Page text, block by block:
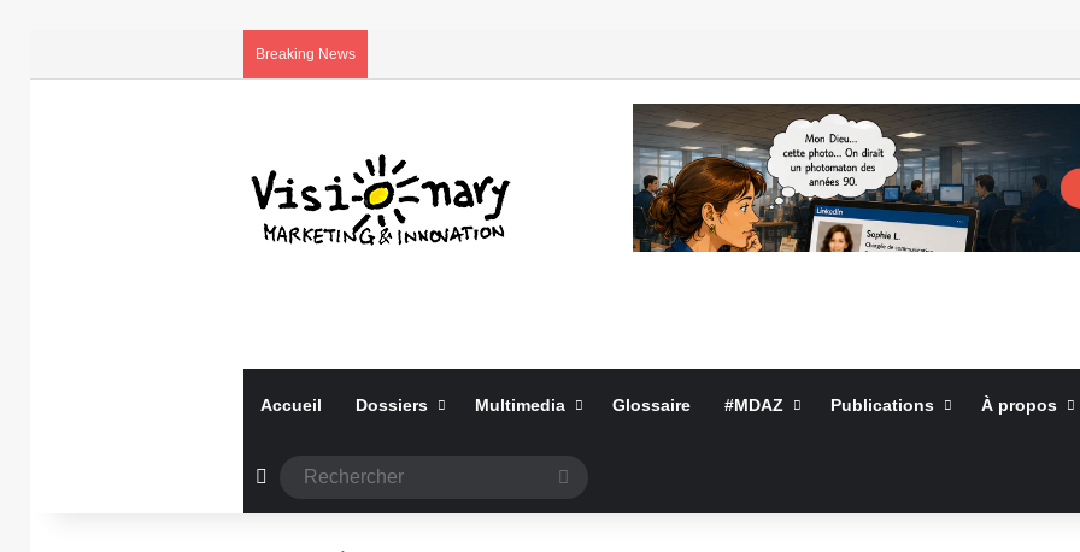
Breaking News
Accueil Dossiers Multimedia Glossaire #MDAZ Publications À propos
Article Aléatoire